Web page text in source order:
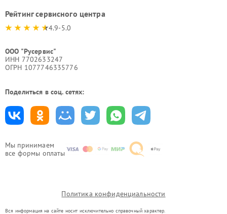
Мы принимаем
все формы оплаты
Рейтинг сервисного центра
4.9-5.0
ООО "Русервис"
ИНН 7702633247
ОГРН 1077746335776
Поделиться в соц. сетях:
Политика конфиденциальности
Вся информация на сайте носит исключительно справочный характер.